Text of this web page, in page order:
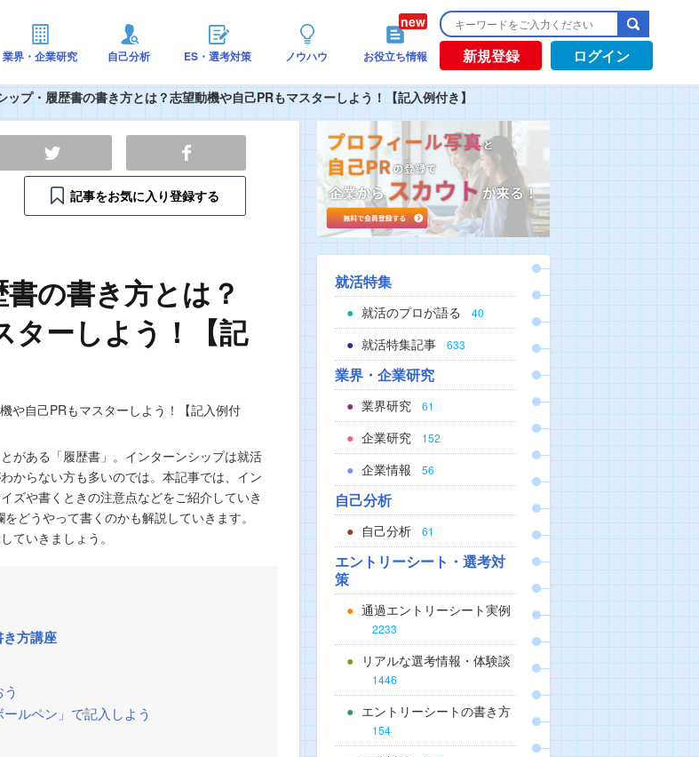
業界・企業研究 自己分析 ES・選考対策 ノウハウ お役立ち情報 新規登録 ログイン
ップ・履歴書の書き方とは？志望動機や自己PRもマスターしよう！【記入例付き】
記事をお気に入り登録する
の書き方とは？
ターしよう！【記
がある「履歴書」。インターンシップは就活
からない方も多いのでは。本記事では、イン
ズや書くときの注意点などをご紹介していき
どうやって書くのかも解説していきます。
ていきましょう。
き方講座
ルペン」で記入しよう
就活特集
就活のプロが語る 40
就活特集記事 633
業界・企業研究
業界研究 61
企業研究 152
企業情報 56
自己分析
自己分析 61
エントリーシート・選考対
策
通過エントリーシート実例
2233
リアルな選考情報・体験談
1446
エントリーシートの書き方
154